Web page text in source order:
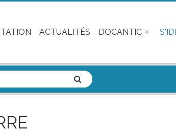
ACTUALITÉS DOCANTIC